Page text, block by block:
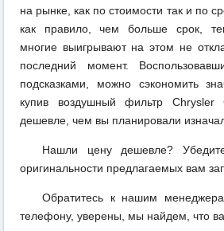
на рынке, как по стоимости так и по
как правило, чем больше срок,
многие выигрывают на этом не
последний момент.
подсказками, можно сэкономить
купив воздушный фильтр
дешевле, чем вы планировали
Нашли цену дешевле?
оригинальности предлагаемых вам
Обратитесь к нашим
телефону, уверены, мы найдем, что